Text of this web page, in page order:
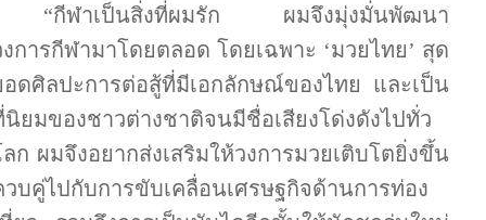
“กีฬาเป็นสิ่งที่ผมรัก ผมจึงมุ่งมั่นพัฒนา
การกีฬามาโดยตลอด โดยเฉพาะ ‘มวยไทย’ สุด
อดศิลปะการต่อสู้ที่มีเอกลักษณ์ของไทย และเป็น
นิยมของชาวต่างชาติจนมีชื่อเสียงโด่งดังไปทั่ว
ก ผมจึงอยากส่งเสริมให้วงการมวยเติบโตยิ่งขึ้น
วบคู่ไปกับการขับเคลื่อนเศรษฐกิจด้านการท่อง